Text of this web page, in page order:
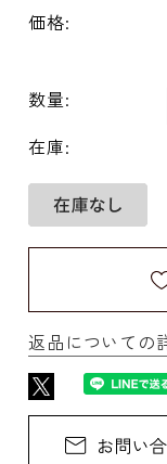
価格:
数量:
在庫:
返品についての